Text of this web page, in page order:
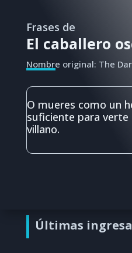
Frases de
El caballero
Nombre original: The
O mueres como un
suficiente para verte
villano.
Últimas